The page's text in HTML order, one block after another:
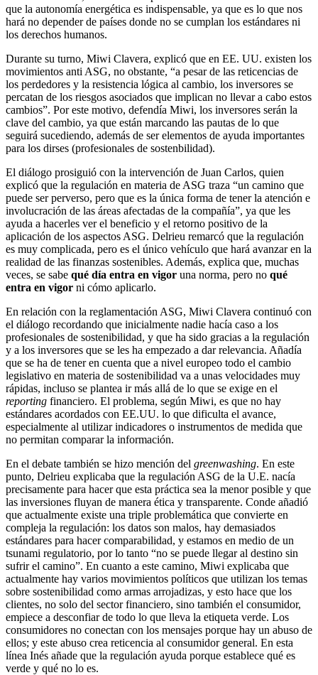
que la autonomía energética es indispensable, ya que es lo que nos
hará no depender de países donde no se cumplan los estándares ni
los derechos humanos.
Durante su turno, Miwi Clavera, explicó que en EE. UU. existen los
movimientos anti ASG, no obstante, “a pesar de las reticencias de
los perdedores y la resistencia lógica al cambio, los inversores se
percatan de los riesgos asociados que implican no llevar a cabo estos
cambios”. Por este motivo, defendía Miwi, los inversores serán la
clave del cambio, ya que están marcando las pautas de lo que
seguirá sucediendo, además de ser elementos de ayuda importantes
para los dirses (profesionales de sostenbilidad).
El diálogo prosiguió con la intervención de Juan Carlos, quien
explicó que la regulación en materia de ASG traza “un camino que
puede ser perverso, pero que es la única forma de tener la atención e
involucración de las áreas afectadas de la compañía”, ya que les
ayuda a hacerles ver el beneficio y el retorno positivo de la
aplicación de los aspectos ASG. Delrieu remarcó que la regulación
es muy complicada, pero es el único vehículo que hará avanzar en la
realidad de las finanzas sostenibles. Además, explica que, muchas
veces, se sabe qué día entra en vigor una norma, pero no qué
entra en vigor ni cómo aplicarlo.
En relación con la reglamentación ASG, Miwi Clavera continuó con
el diálogo recordando que inicialmente nadie hacía caso a los
profesionales de sostenibilidad, y que ha sido gracias a la regulación
y a los inversores que se les ha empezado a dar relevancia. Añadía
que se ha de tener en cuenta que a nivel europeo todo el cambio
legislativo en materia de sostenibilidad va a unas velocidades muy
rápidas, incluso se plantea ir más allá de lo que se exige en el
reporting financiero. El problema, según Miwi, es que no hay
estándares acordados con EE.UU. lo que dificulta el avance,
especialmente al utilizar indicadores o instrumentos de medida que
no permitan comparar la información.
En el debate también se hizo mención del greenwashing. En este
punto, Delrieu explicaba que la regulación ASG de la U.E. nacía
precisamente para hacer que esta práctica sea la menor posible y que
las inversiones fluyan de manera ética y transparente. Conde añadió
que actualmente existe una triple problemática que convierte en
compleja la regulación: los datos son malos, hay demasiados
estándares para hacer comparabilidad, y estamos en medio de un
tsunami regulatorio, por lo tanto “no se puede llegar al destino sin
sufrir el camino”. En cuanto a este camino, Miwi explicaba que
actualmente hay varios movimientos políticos que utilizan los temas
sobre sostenibilidad como armas arrojadizas, y esto hace que los
clientes, no solo del sector financiero, sino también el consumidor,
empiece a desconfiar de todo lo que lleva la etiqueta verde. Los
consumidores no conectan con los mensajes porque hay un abuso de
ellos; y este abuso crea reticencia al consumidor general. En esta
línea Inés añade que la regulación ayuda porque establece qué es
verde y qué no lo es.